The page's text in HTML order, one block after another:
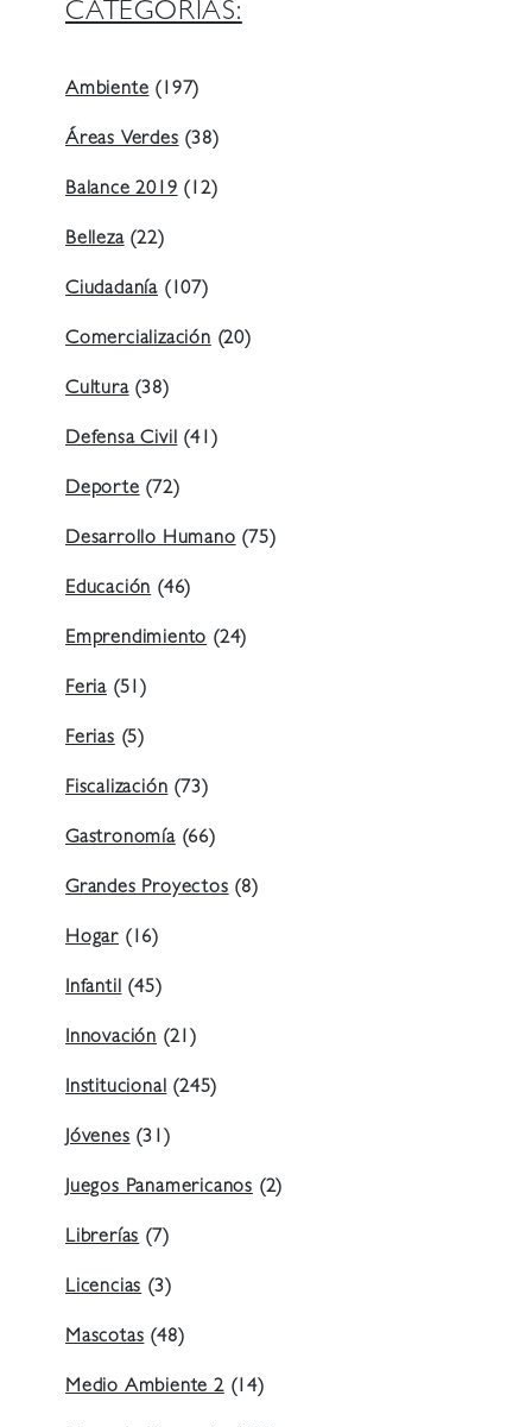
CATEGORIAS:
Ambiente(197)
Áreas Verdes(38)
Balance 2019(12)
Belleza(22)
Ciudadanía (107)
Comercialización(20)
Cultura(38)
Defensa Civil(41)
Deporte(72)
Desarrollo Humano(75)
Educación(46)
Emprendimiento(24)
Feria (51)
Ferias(5)
Fiscalización(73)
Gastronomía(66)
Grandes Proyectos(8)
Hogar (16)
Infantil(45)
Innovación (21)
Institucional(245)
Jóvenes(31)
Juegos Panamericanos (2)
Librerías(7)
Licencias(3)
Mascotas(48)
Medio Ambiente 2(14)